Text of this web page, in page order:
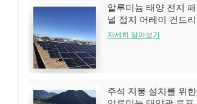
알루미늄 태양 전지 패
널 접지 어레이 건드리
는 시스템
자세히 알아보기
주석 지붕 설치를 위한